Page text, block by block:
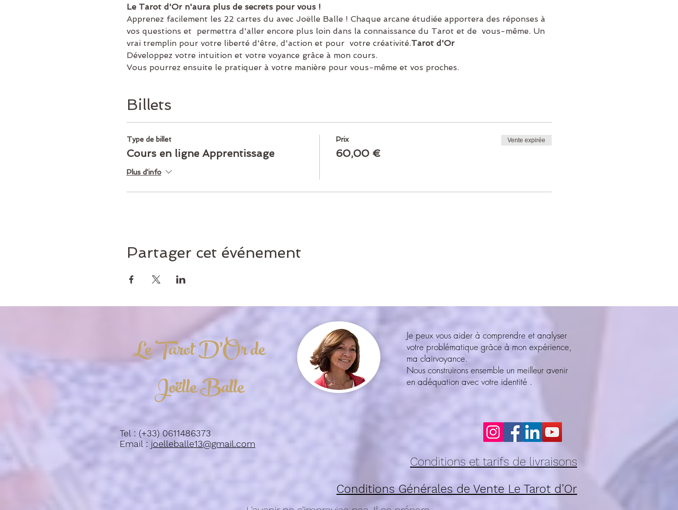
Le Tarot d'Or n'aura plus de secrets pour vous !
Apprenez facilement les 22 cartes du avec Joëlle Balle ! Chaque arcane étudiée apportera des réponses à
vos questions et  permettra d'aller encore plus loin dans la connaissance du Tarot et de  vous-même. Un
vrai tremplin pour votre liberté d'être, d'action et pour  votre créativité.Tarot d'Or
Développez votre intuition et votre voyance grâce à mon cours.
Vous pourrez ensuite le pratiquer à votre manière pour vous-même et vos proches.
Billets
Type de billet
Cours en ligne Apprentissage
Plus d'info
Prix
60,00 €
Vente expirée
Partager cet événement
Le Tarot D'Or de
Joëlle Balle
Je peux vous aider à comprendre et analyser
votre problématique grâce à mon expérience,
ma clairvoyance.
Nous construirons ensemble un meilleur avenir
en adéquation avec votre identité .
Tel : (+33) 0611486373
Email : joelleballe13@gmail.com
Conditions et tarifs de livraisons
Conditions Générales de Vente Le Tarot d’Or